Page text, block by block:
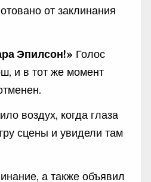
от заклинания
Эпилсон!» Голос
и в тот же момент
воздух, когда глаза
сцены и увидели там
а также объявил